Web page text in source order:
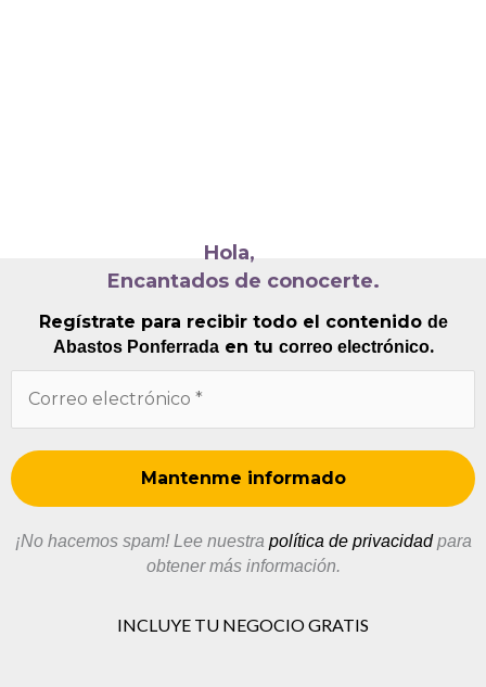
Hola,
Encantados de conocerte.
Regístrate para recibir todo el contenido de
Abastos Ponferradaen tu correo electrónico.
¡No hacemos spam! Lee nuestra política de privacidadpara
obtener más información.
INCLUYE TU NEGOCIO GRATIS